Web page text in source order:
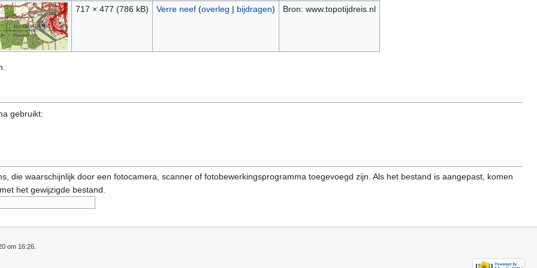
717 × 477 (786 kB) Verre neef (overleg | bijdragen) Bron: www.topotijdreis.nl
gebruikt:
die waarschijnlijk door een fotocamera, scanner of fotobewerkingsprogramma toegevoegd zijn. Als het bestand is aangepast, komen
het gewijzigde bestand.
om 16:26.